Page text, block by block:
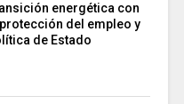
energética con
del empleo y
de Estado